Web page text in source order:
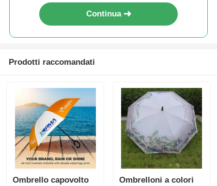
Continua
Prodotti raccomandati
Ombrello capovolto
Ombrelloni a colori